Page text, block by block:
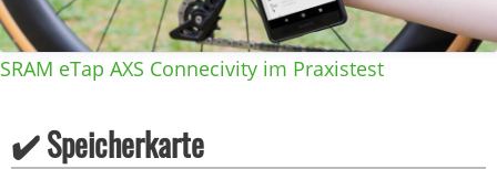
SRAM eTap AXS Connecivity im Praxistest
✔️ Speicherkarte